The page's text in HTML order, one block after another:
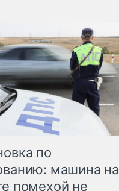
по
машина на
помехой не